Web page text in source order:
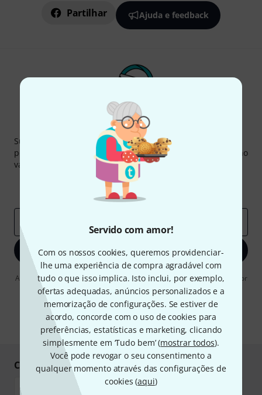
Servido com amor!
Com os nossos cookies, queremos providenciar-
lhe uma experiência de compra agradável com
tudo o que isso implica. Isto inclui, por exemplo,
ofertas adequadas, anúncios personalizados e a
memorização de configurações. Se estiver de
acordo, concorde com o uso de cookies para
preferências, estatísticas e marketing, clicando
simplesmente em ‘Tudo bem’ (mostrar todos).
Você pode revogar o seu consentimento a
qualquer momento através das configurações de
cookies (aqui)
Partilhar Ajuda e feedback
Newsletter Thomann
Subscreva a Newsletter da Thomann em inglês e com um
pouco de sorte você poderá ganhar um dos
no
valor de
Contribuições inspiradoras
Insights da Thomann
Inscreva-se agora
Ao clicar em "Inscreva-se agora", concordo em receber publicidade por
e-mail. Posso cancelar a assinatura a qualquer momento. Você pode
encontrar mais informações sobre a newsletter na nossadiretriz de
proteção de dados.
* Requeridos
Compre e pague em segurança